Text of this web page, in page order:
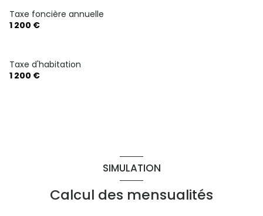
cave
Taxe foncière annuelle
1 200 €
Taxe d'habitation
1 200 €
SIMULATION
Calcul des mensualités